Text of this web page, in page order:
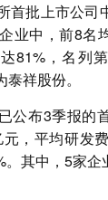
首批上市公司
业中，前8名
81%，名列
泰祥股份。
公布3季报的
，平均研发
其中，5家